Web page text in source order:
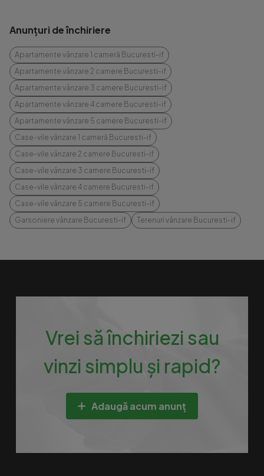
Anunțuri de închiriere
Apartamente vânzare 1 cameră Bucuresti-if
Apartamente vânzare 2 camere Bucuresti-if
Apartamente vânzare 3 camere Bucuresti-if
Apartamente vânzare 4 camere Bucuresti-if
Apartamente vânzare 5 camere Bucuresti-if
Case-vile vânzare 1 cameră Bucuresti-if
Case-vile vânzare 2 camere Bucuresti-if
Case-vile vânzare 3 camere Bucuresti-if
Case-vile vânzare 4 camere Bucuresti-if
Case-vile vânzare 5 camere Bucuresti-if
Garsoniere vânzare Bucuresti-if
Terenuri vânzare Bucuresti-if
Vrei să închiriezi sau
vinzi simplu și rapid?
Adaugă acum anunț